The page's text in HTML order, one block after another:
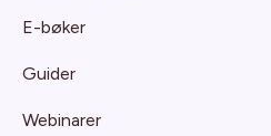
E-bøker
Guider
Webinarer